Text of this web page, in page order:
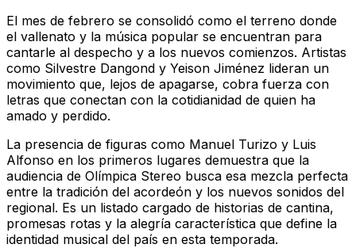
El mes de febrero se consolidó como el terreno donde
el vallenato y la música popular se encuentran para
cantarle al despecho y a los nuevos comienzos. Artistas
como Silvestre Dangond y Yeison Jiménez lideran un
movimiento que, lejos de apagarse, cobra fuerza con
letras que conectan con la cotidianidad de quien ha
amado y perdido.
La presencia de figuras como Manuel Turizo y Luis
Alfonso en los primeros lugares demuestra que la
audiencia de Olímpica Stereo busca esa mezcla perfecta
entre la tradición del acordeón y los nuevos sonidos del
regional. Es un listado cargado de historias de cantina,
promesas rotas y la alegría característica que define la
identidad musical del país en esta temporada.